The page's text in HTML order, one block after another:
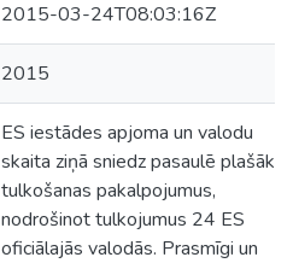
2015-03-24T08:03:16Z
2015
ES iestādes apjoma un valodu
skaita ziņā sniedz pasaulē
tulkošanas pakalpojumus,
nodrošinot tulkojumus 24 ES
oficiālajās valodās. Prasmīgi un